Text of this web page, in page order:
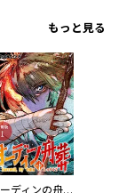
もっと見る
オーディンの舟葬 分冊版